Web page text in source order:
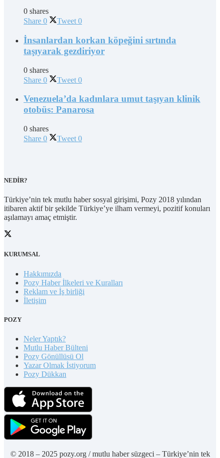
0 shares
Share 0 Tweet 0
İnsanlardan korkan köpeğini sırtında
taşıyarak gezdiriyor
0 shares
Share 0 Tweet 0
Venezuela’da kadınlara umut taşıyan klinik
otobüs: Panarosa
0 shares
Share 0 Tweet 0
NEDİR?
Türkiye’nin tek mutlu haber sosyal girişimi, Pozy 2018 yılından
itibaren aktif bir şekilde Türkiye’ye ilham vermeyi, pozitif konuları
aşılamayı amaç etmiştir.
KURUMSAL
Hakkımızda
Pozy Haber İlkeleri ve Kuralları
Reklam ve İş birliği
İletişim
POZY
Neler Yaptık?
Mutlu Haber Bülteni
Pozy Gönüllüsü Ol
Yazar Olmak İstiyorum
Pozy Dükkan
© 2018 – 2025 pozy.org / mutlu haber süzgeci – Türkiye’nin tek